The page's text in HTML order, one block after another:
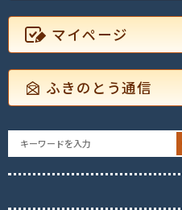
マイページ
ふきのとう通信
Search